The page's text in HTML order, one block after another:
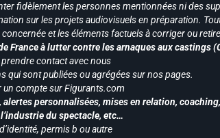
fidèlement les personnes mentionnées ni des
sur les projets audiovisuels en préparation.
et les éléments factuels à corriger ou
France à lutter contre les arnaques aux castings
contact avec nous
qui sont publiées ou agrégées sur nos pages.
un compte sur Figurants.com
personnalisées, mises en relation,
du spectacle, etc…
permis b ou autre